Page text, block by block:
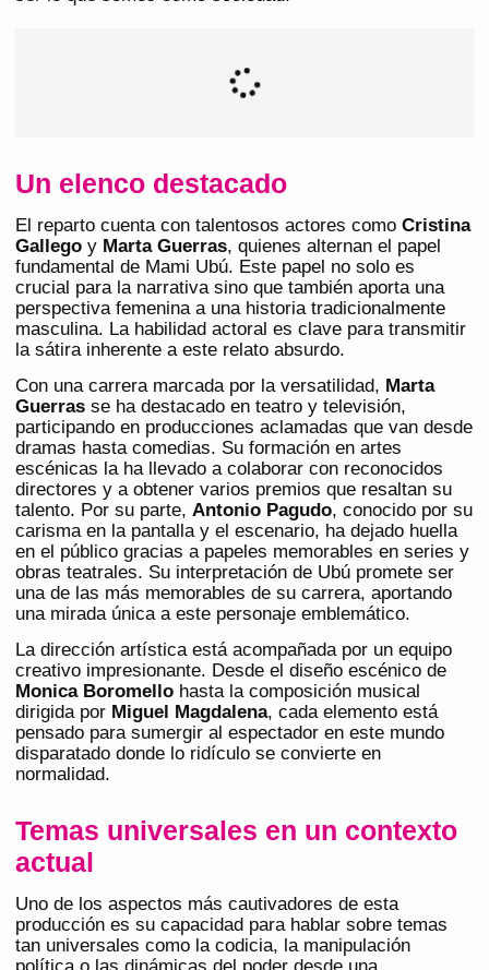
Un elenco destacado
El reparto cuenta con talentosos actores como Cristina
Gallego y Marta Guerras, quienes alternan el papel
fundamental de Mami Ubú. Este papel no solo es
crucial para la narrativa sino que también aporta una
perspectiva femenina a una historia tradicionalmente
masculina. La habilidad actoral es clave para transmitir
la sátira inherente a este relato absurdo.
Con una carrera marcada por la versatilidad, Marta
Guerras se ha destacado en teatro y televisión,
participando en producciones aclamadas que van desde
dramas hasta comedias. Su formación en artes
escénicas la ha llevado a colaborar con reconocidos
directores y a obtener varios premios que resaltan su
talento. Por su parte, Antonio Pagudo, conocido por su
carisma en la pantalla y el escenario, ha dejado huella
en el público gracias a papeles memorables en series y
obras teatrales. Su interpretación de Ubú promete ser
una de las más memorables de su carrera, aportando
una mirada única a este personaje emblemático.
La dirección artística está acompañada por un equipo
creativo impresionante. Desde el diseño escénico de
Monica Boromello hasta la composición musical
dirigida por Miguel Magdalena, cada elemento está
pensado para sumergir al espectador en este mundo
disparatado donde lo ridículo se convierte en
normalidad.
Temas universales en un contexto
actual
Uno de los aspectos más cautivadores de esta
producción es su capacidad para hablar sobre temas
tan universales como la codicia, la manipulación